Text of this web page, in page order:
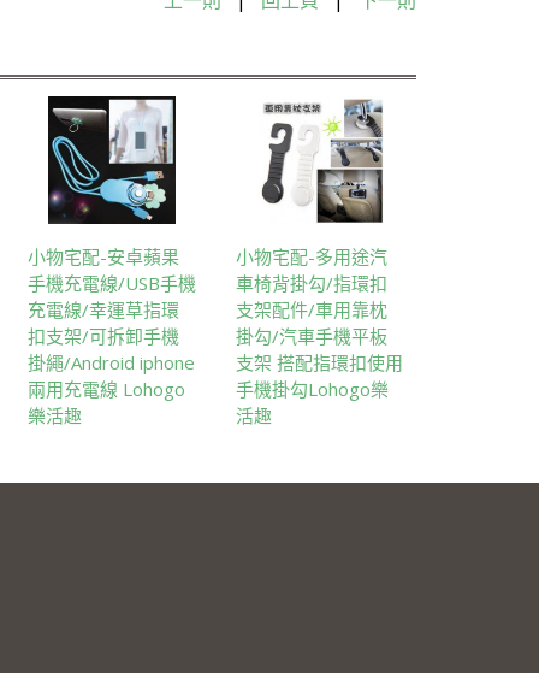
小物宅配-安卓蘋果
手機充電線/USB手機
充電線/幸運草指環
扣支架/可拆卸手機
掛繩/Android iphone
兩用充電線 Lohogo
樂活趣
小物宅配-多用途汽
車椅背掛勾/指環扣
支架配件/車用靠枕
掛勾/汽車手機平板
支架 搭配指環扣使用
手機掛勾Lohogo樂
活趣